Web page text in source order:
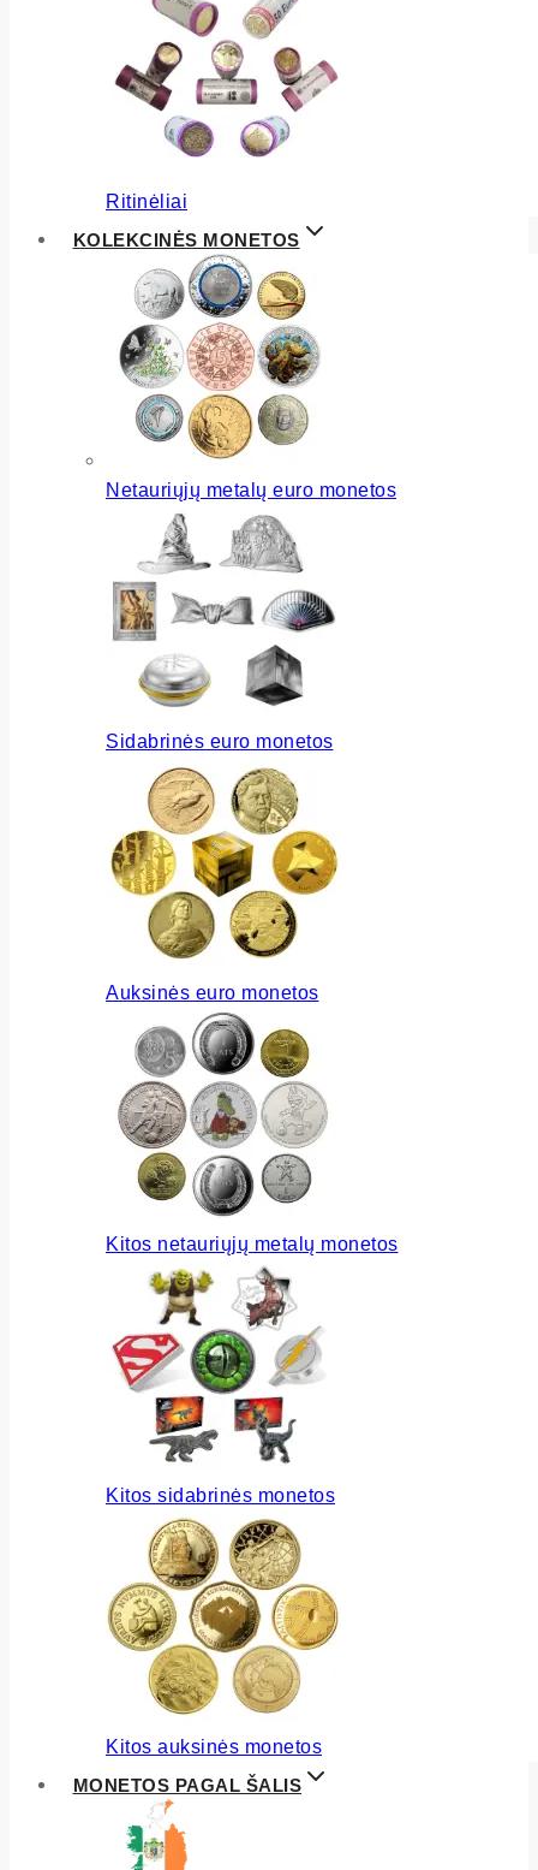
Ritinėliai
KOLEKCINĖS MONETOS
Netauriųjų metalų euro monetos
Sidabrinės euro monetos
Auksinės euro monetos
Kitos netauriųjų metalų monetos
Kitos sidabrinės monetos
Kitos auksinės monetos
MONETOS PAGAL ŠALIS